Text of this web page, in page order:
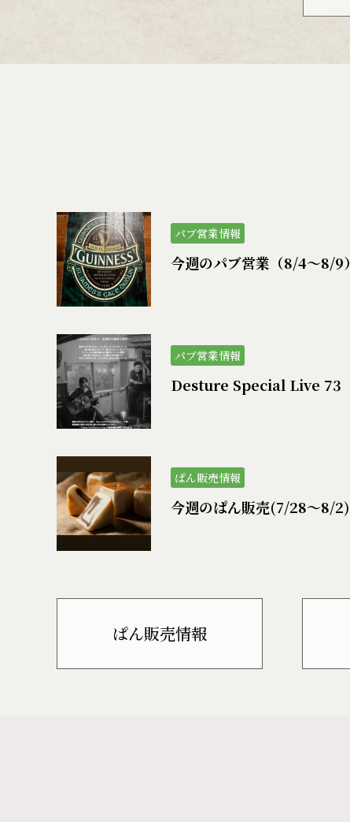
パブ営業情報
今週のパブ営業（8/4〜8/9）
パブ営業情報
Desture Special Live 73
ぱん販売情報
今週のぱん販売(7/28〜8/2)
ぱん販売情報